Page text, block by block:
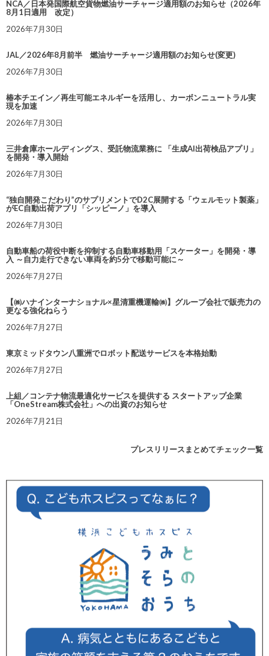
NCA／日本発国際航空貨物燃油サーチャージ適用額のお知らせ（2026年
8月1日適用 改定）
2026年7月30日
JAL／2026年8月前半 燃油サーチャージ適用額のお知らせ(変更)
2026年7月30日
椿本チエイン／再生可能エネルギーを活用し、カーボンニュートラル実
現を加速
2026年7月30日
三井倉庫ホールディングス、受託物流業務に 「生成AI出荷検品アプリ」
を開発・導入開始
2026年7月30日
“独自開発こだわり”のサプリメントでD2C展開する「ウェルモット製薬」
がEC自動出荷アプリ「シッピーノ」を導入
2026年7月30日
自動車船の荷役中断を抑制する自動車移動用「スケーター」を開発・導
入 ～自力走行できない車両を約5分で移動可能に～
2026年7月27日
【㈱ハナインターナショナル×星清重機運輸㈱】グループ会社で販売力の
更なる強化ねらう
2026年7月27日
東京ミッドタウン八重洲でロボット配送サービスを本格始動
2026年7月27日
上組／コンテナ物流最適化サービスを提供する スタートアップ企業
「OneStream株式会社」への出資のお知らせ
2026年7月21日
プレスリリースまとめてチェック一覧